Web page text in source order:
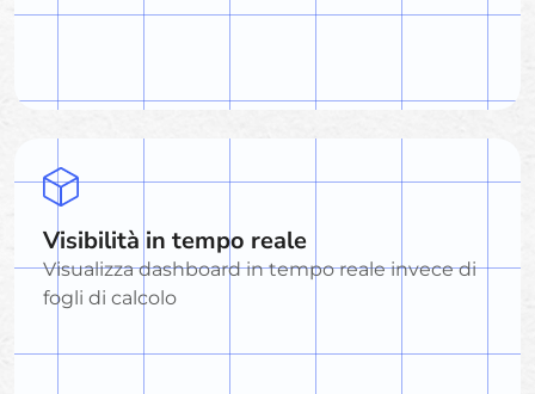
Visibilità in tempo reale
Visualizza dashboard in tempo reale invece di
fogli di calcolo